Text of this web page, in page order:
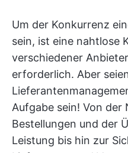
Um der Konkurrenz
sein, ist eine nahtlose
verschiedener
erforderlich. Aber
Aufgabe sein! Von
Bestellungen und der
Leistung bis hin zur